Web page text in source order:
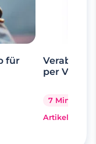
für
per
7 Minuten
Artikel lesen